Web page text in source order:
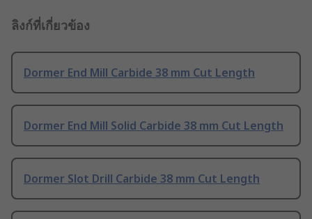
ลิงก์ที่เกี่ยวข้อง
Dormer End Mill Carbide 38 mm Cut Length
Dormer End Mill Solid Carbide 38 mm Cut Length
Dormer Slot Drill Carbide 38 mm Cut Length